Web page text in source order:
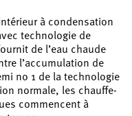
à condensation
technologie de
de l’eau chaude
l’accumulation de
no 1 de la technologie
normale, les chauffe-
commencent à